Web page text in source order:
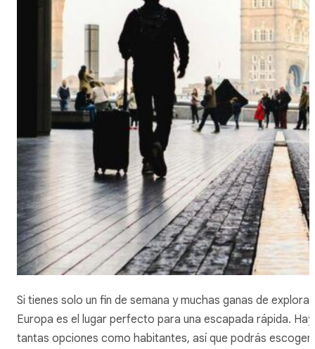
Si tienes solo un fin de semana y muchas ganas de explorar,
Europa es el lugar perfecto para una escapada rápida. Hay
tantas opciones como habitantes, así que podrás escoger